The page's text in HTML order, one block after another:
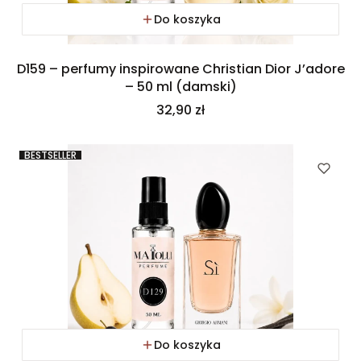
Do koszyka
D159 – perfumy inspirowane Christian Dior J’adore
– 50 ml (damski)
Cena
32,90 zł
BESTSELLER
Do koszyka